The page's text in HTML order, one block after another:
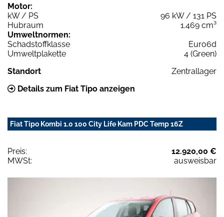
Motor:
kW / PS
96 kW / 131 PS
Hubraum
1.469 cm³
Umweltnormen:
Schadstoffklasse
Euro6d
Umweltplakette
4 (Green)
Standort
Zentrallager
Details zum Fiat Tipo anzeigen
Fiat Tipo Kombi 1.0 100 City Life Kam PDC Temp 16Z
Preis:
12.920,00 €
MWSt:
ausweisbar